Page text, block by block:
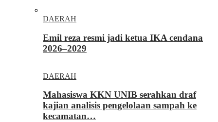
DAERAH
Emil reza resmi jadi ketua IKA cendana
2026–2029
DAERAH
Mahasiswa KKN UNIB serahkan draf
kajian analisis pengelolaan sampah ke
kecamatan…